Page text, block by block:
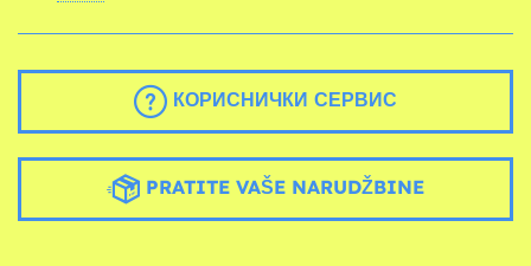
КОРИСНИЧКИ СЕРВИС
PRATITE VAŠE NARUDŽBINE